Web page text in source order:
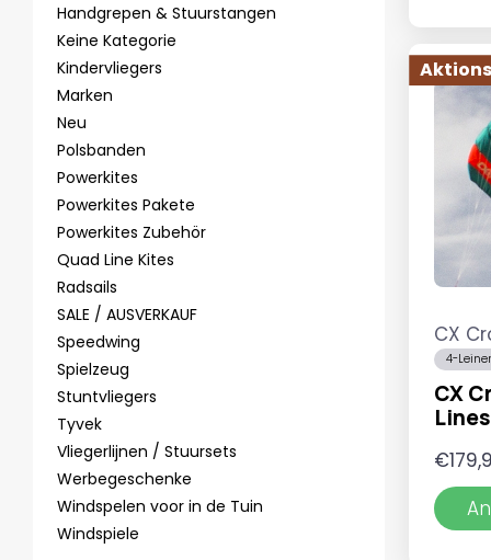
Handgrepen & Stuurstangen
Keine Kategorie
Kindervliegers
Marken
Neu
Polsbanden
Powerkites
Powerkites Pakete
Powerkites Zubehör
Quad Line Kites
Radsails
SALE / AUSVERKAUF
Speedwing
Spielzeug
Stuntvliegers
Tyvek
Vliegerlijnen / Stuursets
Werbegeschenke
Windspelen voor in de Tuin
Windspiele
CX
4-
CX
€